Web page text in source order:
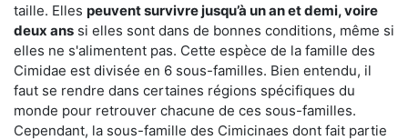
taille. Elles peuvent survivre jusqu’à un an et demi, voire
deux ans si elles sont dans de bonnes conditions, même si
elles ne s'alimentent pas. Cette espèce de la famille des
Cimidae est divisée en 6 sous-familles. Bien entendu, il
faut se rendre dans certaines régions spécifiques du
monde pour retrouver chacune de ces sous-familles.
Cependant, la sous-famille des Cimicinaes dont fait partie